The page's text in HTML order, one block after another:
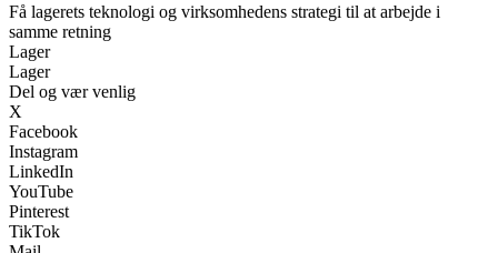
Få lagerets teknologi og virksomhedens strategi til at arbejde i
samme retning
Lager
Lager
Del og vær venlig
X
Facebook
Instagram
LinkedIn
YouTube
Pinterest
TikTok